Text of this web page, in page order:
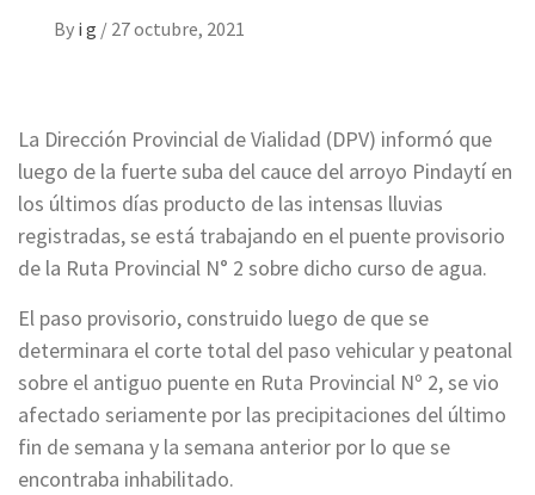
By i g / 27 octubre, 2021
La Dirección Provincial de Vialidad (DPV) informó que
luego de la fuerte suba del cauce del arroyo Pindaytí en
los últimos días producto de las intensas lluvias
registradas, se está trabajando en el puente provisorio
de la Ruta Provincial N° 2 sobre dicho curso de agua.
El paso provisorio, construido luego de que se
determinara el corte total del paso vehicular y peatonal
sobre el antiguo puente en Ruta Provincial Nº 2, se vio
afectado seriamente por las precipitaciones del último
fin de semana y la semana anterior por lo que se
encontraba inhabilitado.